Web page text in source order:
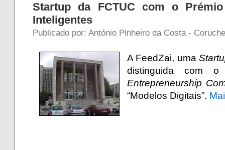
Startup da FCTUC com o
Inteligentes
Publicado por: António Pinheiro da Costa -
A FeedZai, uma
distinguida com
Entrepreneurship
“Modelos Digitais”.